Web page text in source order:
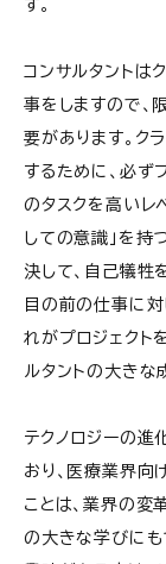
す。
コンサルタントは
事をしますので、
要があります。ク
するために、必ず
のタスクを高いレ
しての意識」を持
決して、自己犠牲
目の前の仕事に対
れがプロジェクト
ルタントの大きな
テクノロジーの進
おり、医療業界向
ことは、業界の変
の大きな学びにも